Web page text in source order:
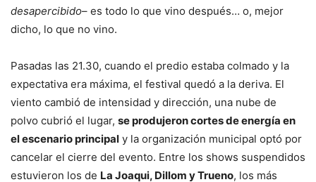
desapercibido– es todo lo que vino después… o, mejor
dicho, lo que no vino.
Pasadas las 21.30, cuando el predio estaba colmado y la
expectativa era máxima, el festival quedó a la deriva. El
viento cambió de intensidad y dirección, una nube de
polvo cubrió el lugar, se produjeron cortes de energía en
el escenario principal y la organización municipal optó por
cancelar el cierre del evento. Entre los shows suspendidos
estuvieron los de La Joaqui, Dillom y Trueno, los más